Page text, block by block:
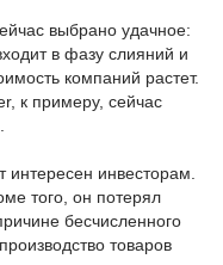
выбрано удачное:
в фазу слияний и
компаний растет.
к примеру, сейчас
инвесторам.
того, он потерял
бесчисленного
товаров